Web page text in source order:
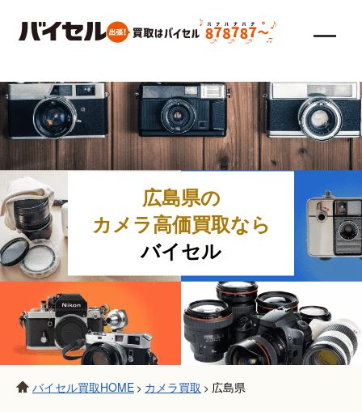
広島県の
カメラ高価買取なら
バイセル
バイセル買取HOME > カメラ買取 > 広島県